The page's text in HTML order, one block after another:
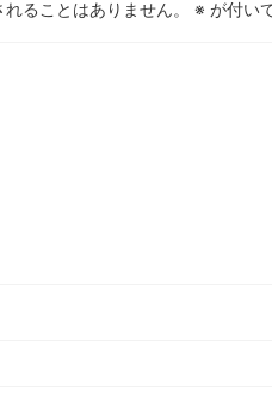
ることはありません。 ※ が付い